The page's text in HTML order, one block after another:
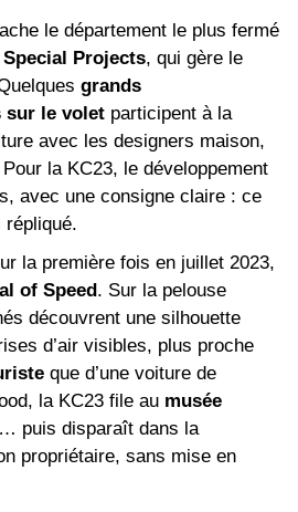
le département le plus fermé
Special Projects, qui gère le
grands
sur le volet participent à la
avec les designers maison,
la KC23, le développement
avec une consigne claire : ce
répliqué.
la première fois en juillet 2023,
of Speed . Sur la pelouse
découvrent une silhouette
d’air visibles, plus proche
que d’une voiture de
la KC23 file au musée
… puis disparaît dans la
propriétaire, sans mise en